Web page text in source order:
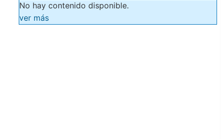
No hay contenido disponible.
ver más